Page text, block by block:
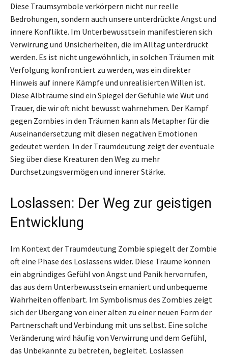
Diese Traumsymbole verkörpern nicht nur reelle
Bedrohungen, sondern auch unsere unterdrückte Angst und
innere Konflikte. Im Unterbewusstsein manifestieren sich
Verwirrung und Unsicherheiten, die im Alltag unterdrückt
werden. Es ist nicht ungewöhnlich, in solchen Träumen mit
Verfolgung konfrontiert zu werden, was ein direkter
Hinweis auf innere Kämpfe und unrealisierten Willen ist.
Diese Albträume sind ein Spiegel der Gefühle wie Wut und
Trauer, die wir oft nicht bewusst wahrnehmen. Der Kampf
gegen Zombies in den Träumen kann als Metapher für die
Auseinandersetzung mit diesen negativen Emotionen
gedeutet werden. In der Traumdeutung zeigt der eventuale
Sieg über diese Kreaturen den Weg zu mehr
Durchsetzungsvermögen und innerer Stärke.
Loslassen: Der Weg zur geistigen
Entwicklung
Im Kontext der Traumdeutung Zombie spiegelt der Zombie
oft eine Phase des Loslassens wider. Diese Träume können
ein abgründiges Gefühl von Angst und Panik hervorrufen,
das aus dem Unterbewusstsein emaniert und unbequeme
Wahrheiten offenbart. Im Symbolismus des Zombies zeigt
sich der Übergang von einer alten zu einer neuen Form der
Partnerschaft und Verbindung mit uns selbst. Eine solche
Veränderung wird häufig von Verwirrung und dem Gefühl,
das Unbekannte zu betreten, begleitet. Loslassen